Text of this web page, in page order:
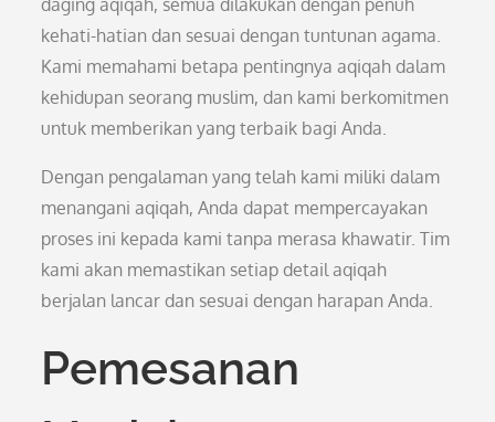
daging aqiqah, semua dilakukan dengan penuh
kehati-hatian dan sesuai dengan tuntunan agama.
Kami memahami betapa pentingnya aqiqah dalam
kehidupan seorang muslim, dan kami berkomitmen
untuk memberikan yang terbaik bagi Anda.
Dengan pengalaman yang telah kami miliki dalam
menangani aqiqah, Anda dapat mempercayakan
proses ini kepada kami tanpa merasa khawatir. Tim
kami akan memastikan setiap detail aqiqah
berjalan lancar dan sesuai dengan harapan Anda.
Pemesanan